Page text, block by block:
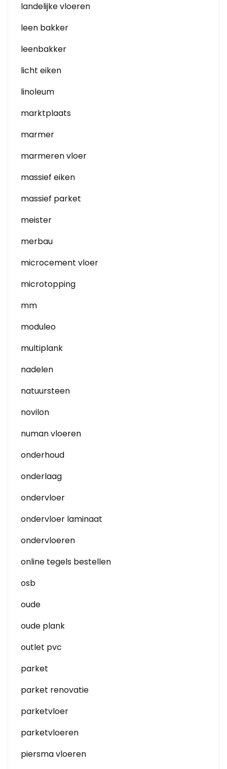
landelijke vloeren
leen bakker
leenbakker
licht eiken
linoleum
marktplaats
marmer
marmeren vloer
massief eiken
massief parket
meister
merbau
microcement vloer
microtopping
mm
moduleo
multiplank
nadelen
natuursteen
novilon
numan vloeren
onderhoud
onderlaag
ondervloer
ondervloer laminaat
ondervloeren
online tegels bestellen
osb
oude
oude plank
outlet pvc
parket
parket renovatie
parketvloer
parketvloeren
piersma vloeren